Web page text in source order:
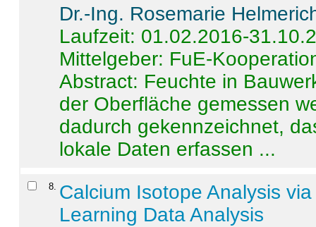
Dr.-Ing. Rosemarie
Laufzeit: 01.02.2016-
Mittelgeber: FuE-
Abstract: Feuchte in
der Oberfläche gemessen
dadurch gekennzeichnet,
lokale Daten erfassen ...
8 Calcium Isotope Analysis
Learning Data Analysis